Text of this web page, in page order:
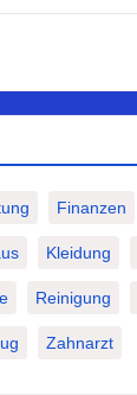
Finanzen
Kleidung
Reinigung
Zahnarzt